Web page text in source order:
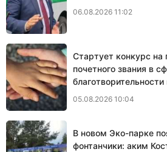
06.08.2026 11:02
Стартует конкурс на
почетного звания в
05.08.2026 10:04
В новом Эко-парке
фонтанчики: аким